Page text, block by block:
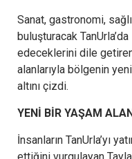
Sanat, gastronomi,
buluşturacak
edeceklerini dile
alanlarıyla bölgenin
altını çizdi.
YENİ BİR YAŞAM
İnsanların TanUrla’yı